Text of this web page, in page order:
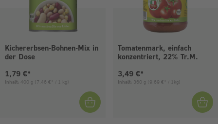
Kichererbsen-Bohnen-Mix in
der Dose
Aktueller Preis:
1,79 €*
Inhalt: 400 g (7,46 €* / 1 kg)
Tomatenmark, einfach
konzentriert, 22% Tr.M.
Aktueller Preis:
3,49 €*
Inhalt: 360 g (9,69 €* / 1kg)